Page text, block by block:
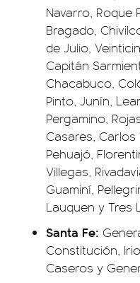
Navarro, Roque
Bragado,
de Julio,
Capitán
Chacabuco,
Pinto, Junín,
Pergamino,
Casares, Carlos
Pehuajó,
Villegas,
Guaminí,
Lauquen y Tres
Santa Fe:
Constitución,
Caseros y